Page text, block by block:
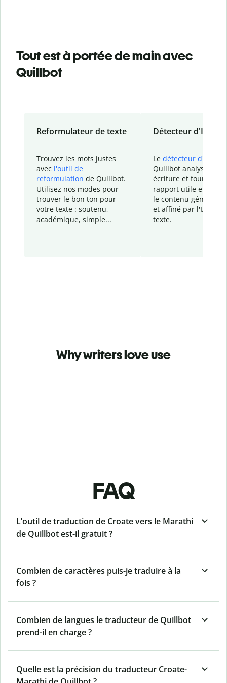
Tout est à portée de main avec
Quillbot
Reformulateur de texte
Trouvez les mots justes
avec l'outil de
reformulation de Quillbot.
Utilisez nos modes pour
trouver le bon ton pour
votre texte : soutenu,
académique, simple...
Détecteur d'IA
Le détecteur d'IA
Quillbot analyse votre
écriture et fournit un
rapport utile et
le contenu généré
et affiné par l'IA
texte.
Why writers love use
FAQ
L’outil de traduction de Croate vers le Marathi
de Quillbot est-il gratuit ?
Combien de caractères puis-je traduire à la
fois ?
Combien de langues le traducteur de Quillbot
prend-il en charge ?
Quelle est la précision du traducteur Croate-